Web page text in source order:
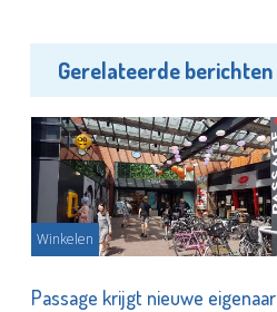
Gerelateerde berichten
Winkelen
Passage krijgt nieuwe eigenaar